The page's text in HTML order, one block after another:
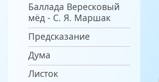
Баллада Вересковый
мёд - С. Я. Маршак
Предсказание
Дума
Листок